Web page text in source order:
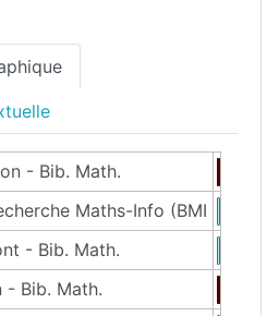
- Bib. Math.
Maths-Info (BMI
- Bib. Math.
- Bib. Math.